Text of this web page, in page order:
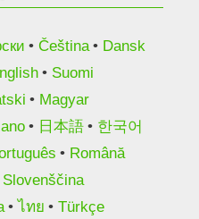
Čeština
Dansk
Suomi
Magyar
日本語
한국어
Română
Slovenščina
ไทย
Türkçe